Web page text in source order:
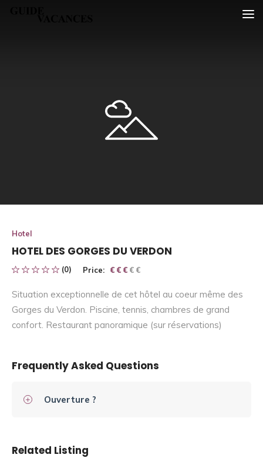
Hotel
HOTEL DES GORGES DU VERDON
(0) Price: € € € € €
€ € €
Situation exceptionnelle de cet hôtel au coeur même des
Gorges du Verdon. Piscine, tennis, chambres de grand
confort. Restaurant panoramique (sur réservations)
Frequently Asked Questions
Ouverture ?
Related Listing